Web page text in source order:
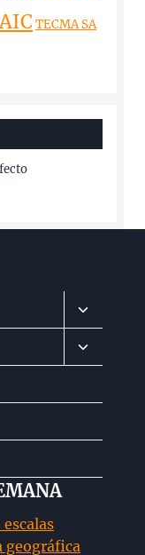
TECMA SA
Alternar
menú
hijo
Alternar
menú
geográfica